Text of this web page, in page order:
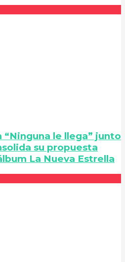
“Ninguna le llega” junto
su propuesta
La Nueva Estrella